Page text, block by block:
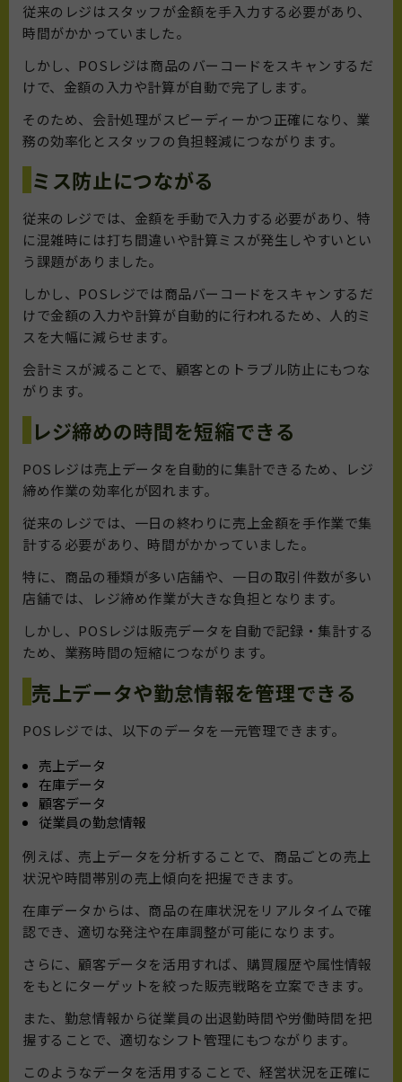
従来のレジはスタッフが金額を手入力する必要があり、
時間がかかっていました。
しかし、POSレジは商品のバーコードをスキャンするだ
けで、金額の入力や計算が自動で完了します。
そのため、会計処理がスピーディーかつ正確になり、業
務の効率化とスタッフの負担軽減につながります。
ミス防止につながる
従来のレジでは、金額を手動で入力する必要があり、特
に混雑時には打ち間違いや計算ミスが発生しやすいとい
う課題がありました。
しかし、POSレジでは商品バーコードをスキャンするだ
けで金額の入力や計算が自動的に行われるため、人的ミ
スを大幅に減らせます。
会計ミスが減ることで、顧客とのトラブル防止にもつな
がります。
レジ締めの時間を短縮できる
POSレジは売上データを自動的に集計できるため、レジ
締め作業の効率化が図れます。
従来のレジでは、一日の終わりに売上金額を手作業で集
計する必要があり、時間がかかっていました。
特に、商品の種類が多い店舗や、一日の取引件数が多い
店舗では、レジ締め作業が大きな負担となります。
しかし、POSレジは販売データを自動で記録・集計する
ため、業務時間の短縮につながります。
売上データや勤怠情報を管理できる
POSレジでは、以下のデータを一元管理できます。
売上データ
在庫データ
顧客データ
従業員の勤怠情報
例えば、売上データを分析することで、商品ごとの売上
状況や時間帯別の売上傾向を把握できます。
在庫データからは、商品の在庫状況をリアルタイムで確
認でき、適切な発注や在庫調整が可能になります。
さらに、顧客データを活用すれば、購買履歴や属性情報
をもとにターゲットを絞った販売戦略を立案できます。
また、勤怠情報から従業員の出退勤時間や労働時間を把
握することで、適切なシフト管理にもつながります。
このようなデータを活用することで、経営状況を正確に